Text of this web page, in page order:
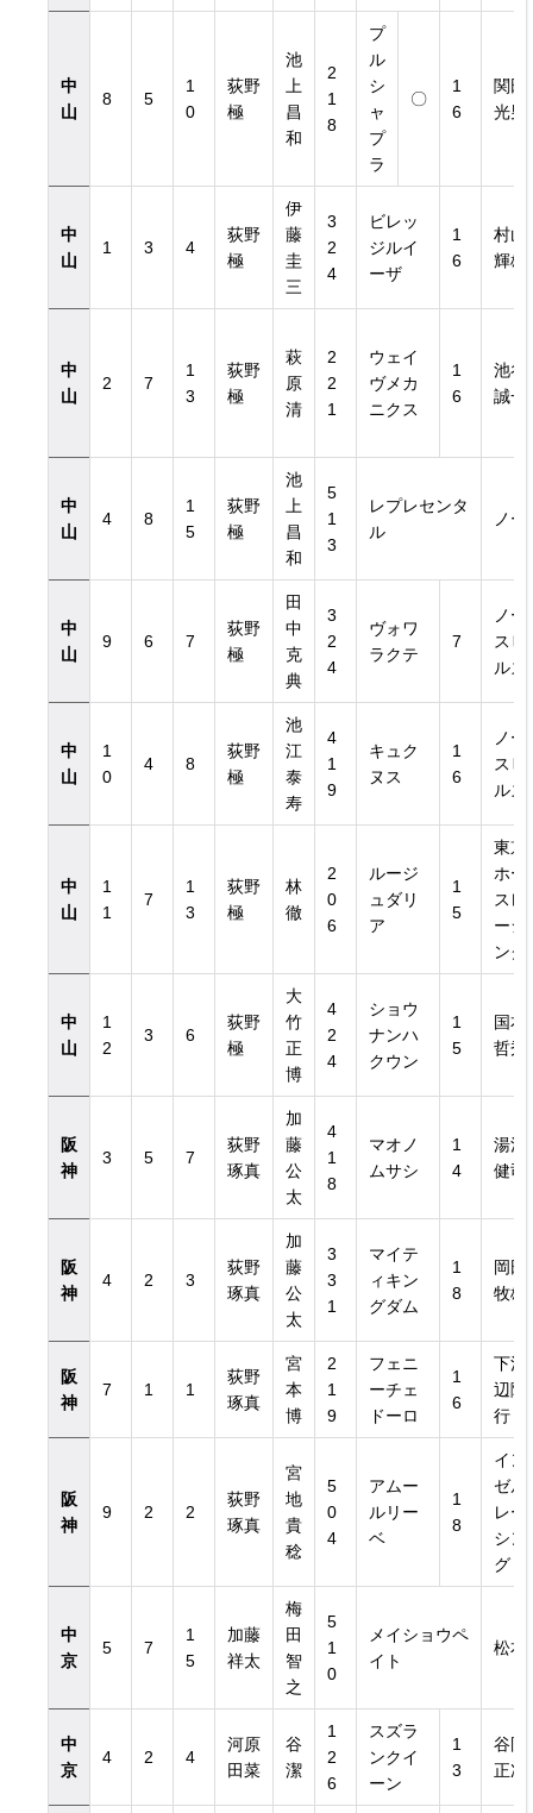
中
山
8 5
1
0
荻野
極
池
上
昌
和
2
1
8
プ
ル
シ
ャ
プ
ラ
〇
1
6
関田
光男
中
山
1 3 4
荻野
極
伊
藤
圭
三
3
2
4
ビレッ
ジルイ
ーザ
1
6
村山
輝雄
中
山
2 7
1
3
荻野
極
萩
原
清
2
2
1
ウェイ
ヴメカ
ニクス
1
6
池谷
誠一
中
山
4 8
1
5
荻野
極
池
上
昌
和
5
1
3
レプレセンタ
ル
ノ
中
山
9 6 7
荻野
極
田
中
克
典
3
2
4
ヴォワ
ラクテ
7
ノー
スヒ
ルズ
中
山
1
0
4 8
荻野
極
池
江
泰
寿
4
1
9
キュク
ヌス
1
6
ノー
スヒ
ルズ
中
山
1
1
7
1
3
荻野
極
林
徹
2
0
6
ルージ
ュダリ
ア
1
5
東京
ホー
スレ
ーシ
ング
中
山
1
2
3 6
荻野
極
大
竹
正
博
4
2
4
ショウ
ナンハ
クウン
1
5
国本
哲秀
阪
神
3 5 7
荻野
琢真
加
藤
公
太
4
1
8
マオノ
ムサシ
1
4
湯浅
健司
阪
神
4 2 3
荻野
琢真
加
藤
公
太
3
3
1
マイテ
ィキン
グダム
1
8
岡田
牧雄
阪
神
7 1 1
荻野
琢真
宮
本
博
2
1
9
フェニ
ーチェ
ドーロ
1
6
下河
辺隆
行
阪
神
9 2 2
荻野
琢真
宮
地
貴
稔
5
0
4
アムー
ルリー
ベ
1
8
イン
ゼル
レー
シン
グ
中
京
5 7
1
5
加藤
祥太
梅
田
智
之
5
1
0
メイショウペ
イト
松本
中
京
4 2 4
河原
田菜
谷
潔
1
2
6
スズラ
ンクイ
ーン
1
3
谷岡
正次